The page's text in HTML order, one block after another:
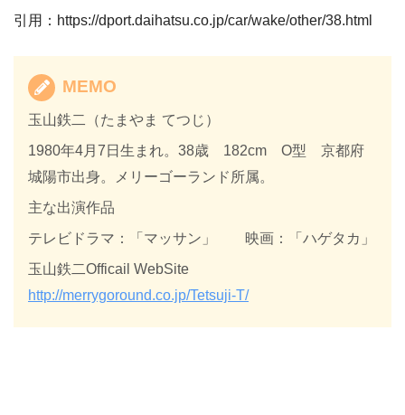
引用：https://dport.daihatsu.co.jp/car/wake/other/38.html
MEMO
玉山鉄二（たまやま てつじ）
1980年4月7日生まれ。38歳 182cm O型 京都府
城陽市出身。メリーゴーランド所属。
主な出演作品
テレビドラマ：「マッサン」 映画：「ハゲタカ」
玉山鉄二Officail WebSite
http://merrygoround.co.jp/Tetsuji-T/